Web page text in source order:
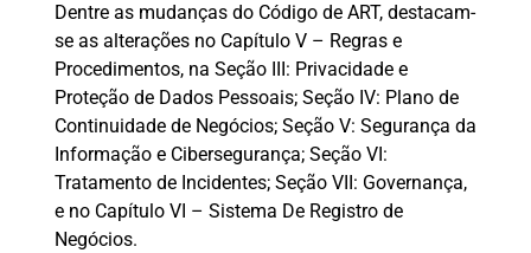
Dentre as mudanças do Código de ART, destacam-
se as alterações no Capítulo V – Regras e
Procedimentos, na Seção III: Privacidade e
Proteção de Dados Pessoais; Seção IV: Plano de
Continuidade de Negócios; Seção V: Segurança da
Informação e Cibersegurança; Seção VI:
Tratamento de Incidentes; Seção VII: Governança,
e no Capítulo VI – Sistema De Registro de
Negócios.